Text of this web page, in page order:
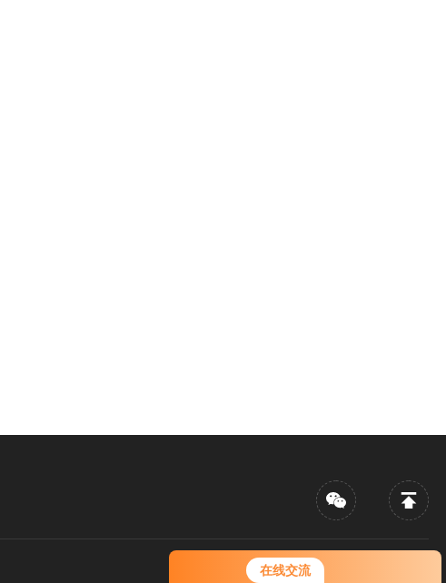
在线交流
您好！欢迎前来咨询，很高兴为您
服务，请问您要咨询什么问题呢？